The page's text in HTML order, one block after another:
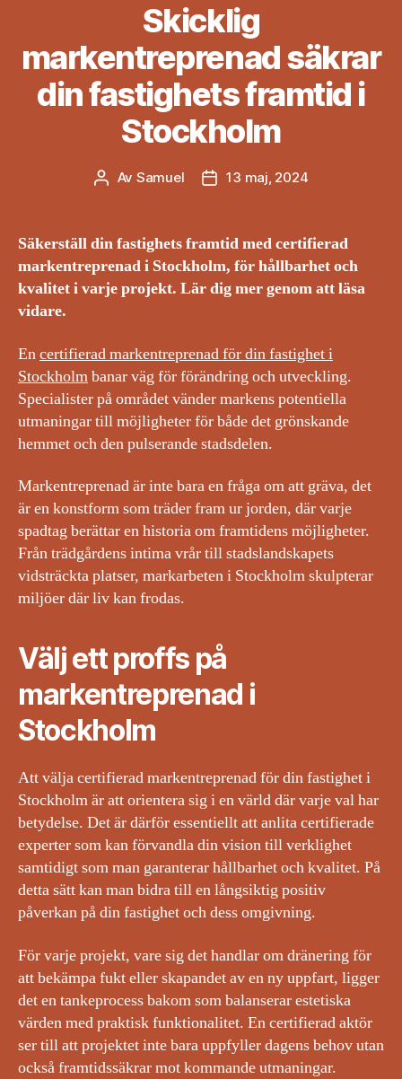
Skicklig
markentreprenad säkrar
din fastighets framtid i
Stockholm
Inläggsförfattare
Av Samuel Inläggsdatum
13 maj, 2024
Säkerställ din fastighets framtid med certifierad
markentreprenad i Stockholm, för hållbarhet och
kvalitet i varje projekt. Lär dig mer genom att läsa
vidare.
Encertifierad markentreprenad för din fastighet i
Stockholmbanar väg för förändring och utveckling.
Specialister på området vänder markens potentiella
utmaningar till möjligheter för både det grönskande
hemmet och den pulserande stadsdelen.
Markentreprenad är inte bara en fråga om att gräva, det
är en konstform som träder fram ur jorden, där varje
spadtag berättar en historia om framtidens möjligheter.
Från trädgårdens intima vrår till stadslandskapets
vidsträckta platser, markarbeten i Stockholm skulpterar
miljöer där liv kan frodas.
Välj ett proffs på
markentreprenad i
Stockholm
Att välja certifierad markentreprenad för din fastighet i
Stockholm är att orientera sig i en värld där varje val har
betydelse. Det är därför essentiellt att anlita certifierade
experter som kan förvandla din vision till verklighet
samtidigt som man garanterar hållbarhet och kvalitet. På
detta sätt kan man bidra till en långsiktig positiv
påverkan på din fastighet och dess omgivning.
För varje projekt, vare sig det handlar om dränering för
att bekämpa fukt eller skapandet av en ny uppfart, ligger
det en tankeprocess bakom som balanserar estetiska
värden med praktisk funktionalitet. En certifierad aktör
ser till att projektet inte bara uppfyller dagens behov utan
också framtidssäkrar mot kommande utmaningar.